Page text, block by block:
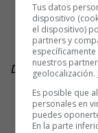
Pajímetro se
Disclaimer:
haya sido
Tus datos
dispositivo
el dispositivo)
partners y
nuestros
geolocalización.
Es posible que
personales en
puedes
En la parte